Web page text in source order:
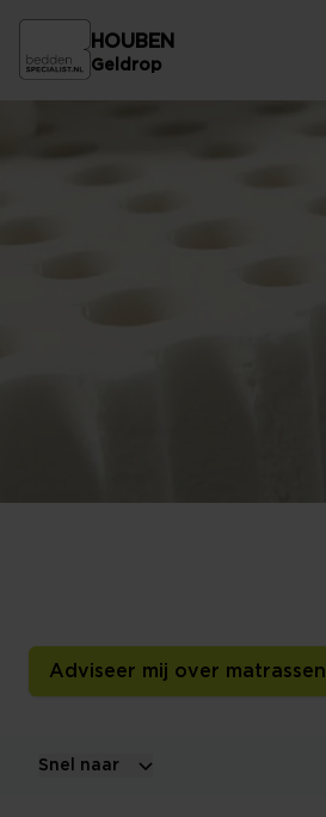
HOUBEN
Geldrop
Adviseer mij over matrassen
Snel naar